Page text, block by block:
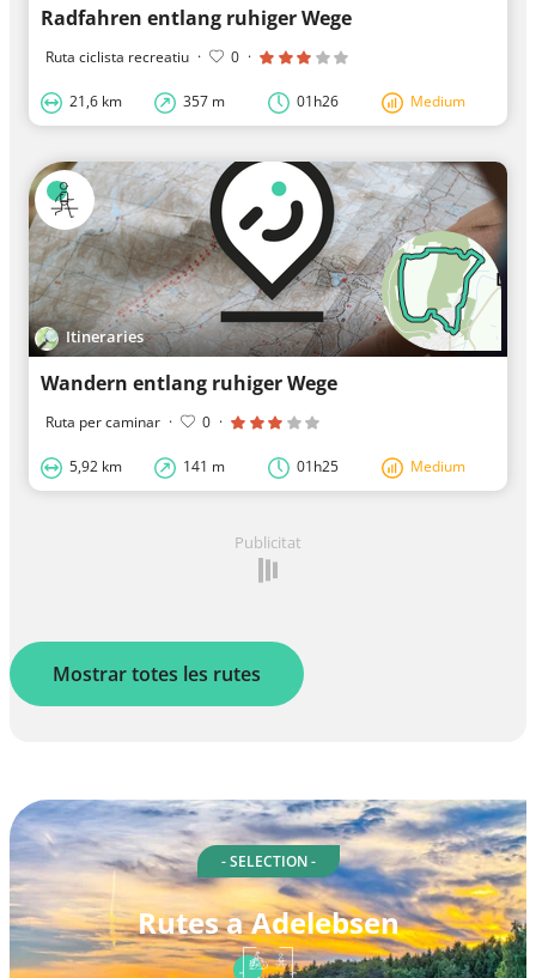
Radfahren entlang ruhiger Wege
Ruta ciclista recreatiu · 0 ·
21,6 km 357 m 01h26 Medium
Itineraries
Wandern entlang ruhiger Wege
Ruta per caminar · 0 ·
5,92 km 141 m 01h25 Medium
Publicitat
Mostrar totes les rutes
- SELECTION -
Rutes a Adelebsen